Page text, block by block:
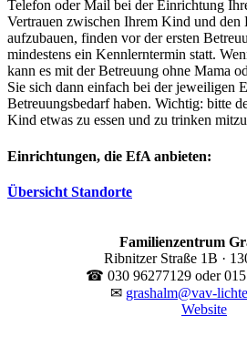
Telefon oder Mail bei der Einrichtung
Vertrauen zwischen Ihrem Kind und den
aufzubauen, finden vor der ersten
mindestens ein Kennlerntermin statt.
kann es mit der Betreuung ohne Mama
Sie sich dann einfach bei der jeweiligen
Betreuungsbedarf haben. Wichtig: bitte
Kind etwas zu essen und zu trinken
Einrichtungen, die EfA anbieten:
Übersicht Standorte
Familienzentrum
Ribnitzer Straße 1B ·
☎ 030 96277129 oder
✉ grashalm@vav-
Website